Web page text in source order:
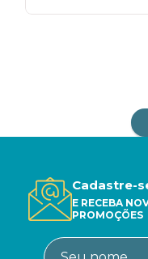
Cadastre-
E RECEBA
PROMOÇÕES